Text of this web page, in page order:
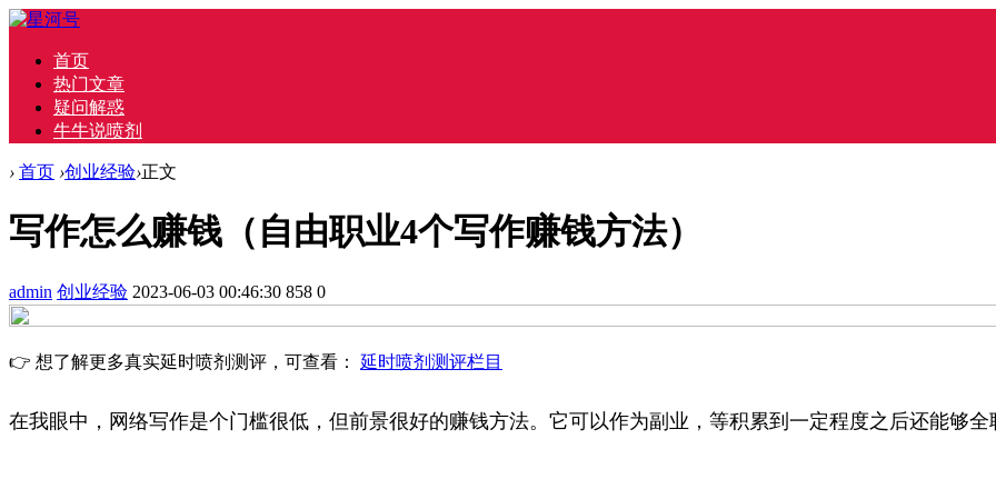
首页
热门文章
疑问解惑
牛牛说喷剂
› 首页 ›创业经验›正文
写作怎么赚钱（自由职业4个写作赚钱方法）
admin 创业经验 2023-06-03 00:46:30 858 0
👉 想了解更多真实延时喷剂测评，可查看： 延时喷剂测评栏目
在我眼中，网络写作是个门槛很低，但前景很好的赚钱方法。它可以作为副业，等积累到一定程度之后还能够全